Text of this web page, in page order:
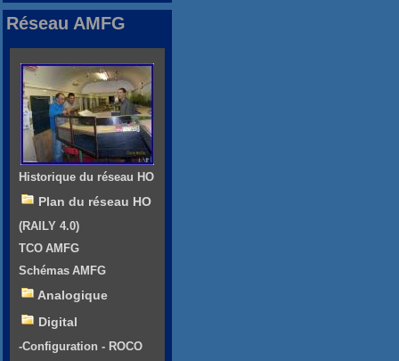
Réseau AMFG
Historique du réseau HO
Plan du réseau HO
(RAILY 4.0)
TCO AMFG
Schémas AMFG
Analogique
Digital
-Configuration - ROCO